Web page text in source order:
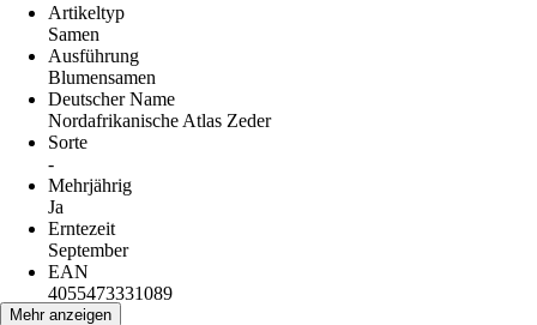
Artikeltyp
Samen
Ausführung
Blumensamen
Deutscher Name
Nordafrikanische Atlas Zeder
Sorte
-
Mehrjährig
Ja
Erntezeit
September
EAN
4055473331089
Mehr anzeigen